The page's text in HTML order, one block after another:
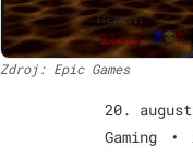
Zdroj: Epic Games
20.
Gaming
•